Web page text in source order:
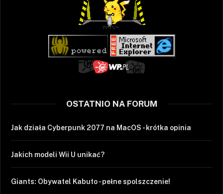
OSTATNIO NA FORUM
Jak działa Cyberpunk 2077 na MacOS - krótka opinia
Jakich modeli Wii U unikać?
Giants: Obywatel Kabuto - pełne spolszczenie!